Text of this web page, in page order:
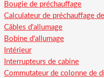
Bougie de préchauffage
Calculateur de préchauffage
Câbles d'allumage
Bobine d'allumage
Intérieur
Interrupteurs de cabine
Commutateur de colonne de